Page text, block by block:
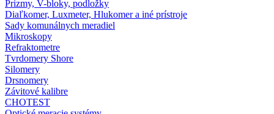
Prizmy, V-bloky, podložky
Diaľkomer, Luxmeter, Hlukomer a iné prístroje
Sady komunálnych meradiel
Mikroskopy
Refraktometre
Tvrdomery Shore
Silomery
Drsnomery
Závitové kalibre
CHOTEST